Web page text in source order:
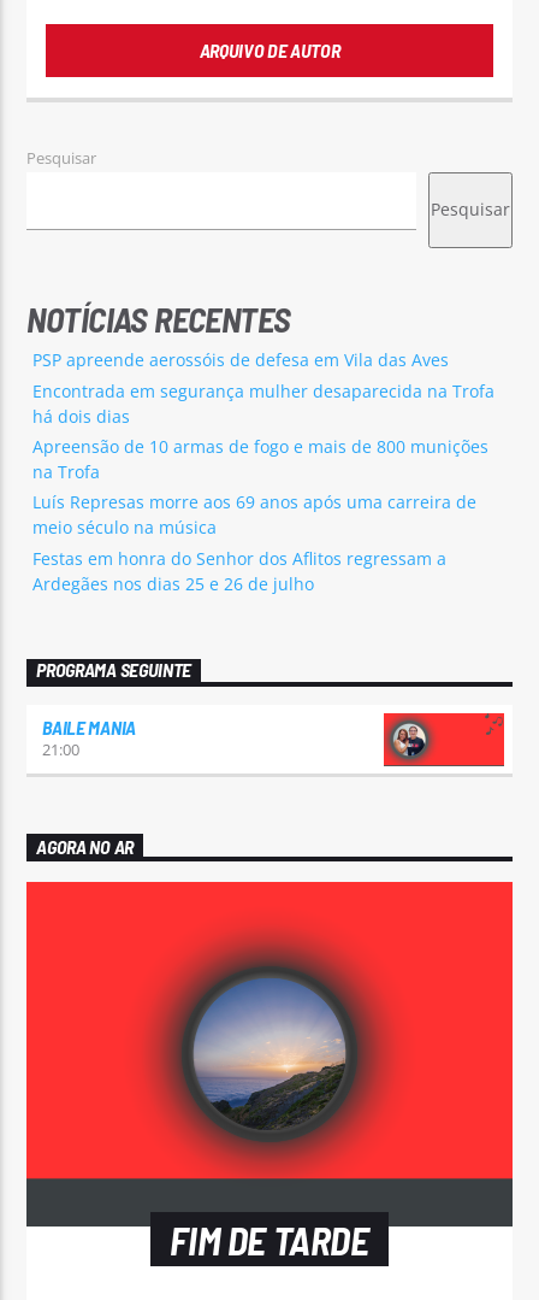
ARQUIVO DE AUTOR
Pesquisar
Pesquisar
NOTÍCIAS RECENTES
PSP apreende aerossóis de defesa em Vila das Aves
Encontrada em segurança mulher desaparecida na Trofa
há dois dias
Apreensão de 10 armas de fogo e mais de 800 munições
na Trofa
Luís Represas morre aos 69 anos após uma carreira de
meio século na música
Festas em honra do Senhor dos Aflitos regressam a
Ardegães nos dias 25 e 26 de julho
PROGRAMA SEGUINTE
BAILE MANIA
21:00
AGORA NO AR
FIM DE TARDE